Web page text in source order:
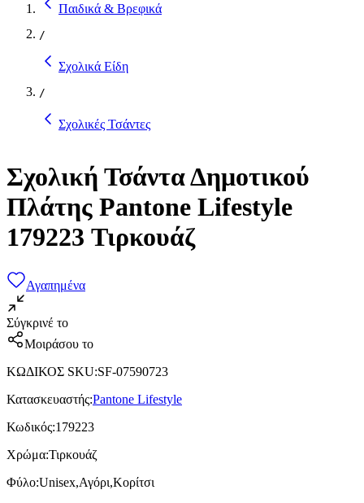
Παιδικά & Βρεφικά
/
Σχολικά Είδη
/
Σχολικές Τσάντες
Σχολική Τσάντα Δημοτικού
Πλάτης Pantone Lifestyle
179223 Τιρκουάζ
Αγαπημένα
Σύγκρινέ το
Μοιράσου το
ΚΩΔΙΚΟΣ SKU:SF-07590723
Κατασκευαστής:Pantone Lifestyle
Κωδικός:179223
Χρώμα:Τιρκουάζ
Φύλο:Unisex,Αγόρι,Κορίτσι